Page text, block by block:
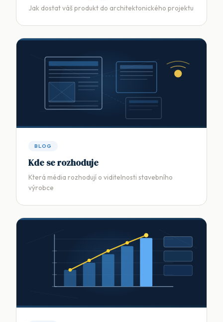
Jak dostat váš produkt do architektonického projektu
BLOG
Kde se rozhoduje
Která média rozhodují o viditelnosti stavebního
výrobce